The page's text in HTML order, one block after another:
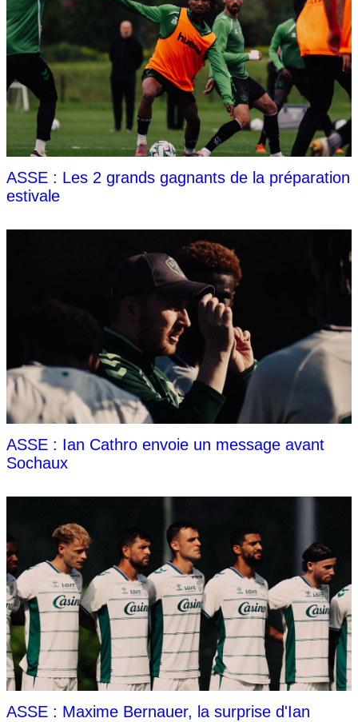
ASSE : Les 2 grands gagnants de la préparation
estivale
ASSE : Ian Cathro envoie un message avant
Sochaux
ASSE : Maxime Bernauer, la surprise d'Ian